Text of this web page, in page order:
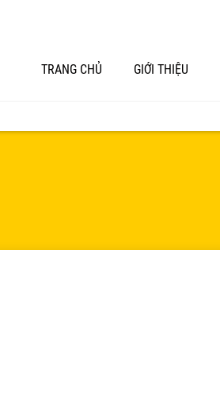
TRANG CHỦ GIỚI THIỆU